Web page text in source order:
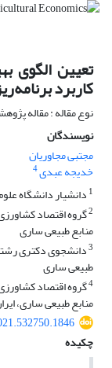
تعیین الگوی
کاربرد
نوع مقاله : مقاله
نویسندگان
مجتبی مجاوریان
خدیجه عبدی4
1 دانشیار دانشگاه
2گروه اقتصاد
منابع طبیعی ساری
3دانشجوی دکتری
طبیعی ساری
4گروه اقتصاد
منابع طبیعی ساری،
چکیده